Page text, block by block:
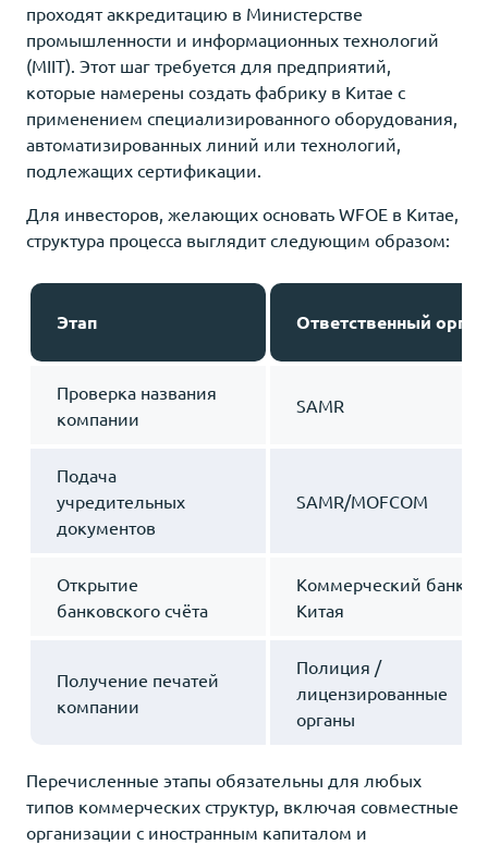
проходят аккредитацию в Министерстве
промышленности и информационных технологий
(MIIT). Этот шаг требуется для предприятий,
которые намерены создать фабрику в Китае с
применением специализированного оборудования,
автоматизированных линий или технологий,
подлежащих сертификации.
Для инвесторов, желающих основать WFOE в Китае,
структура процесса выглядит следующим образом:
Этап Ответственный орган
Проверка названия
компании
SAMR
Подача
учредительных
документов
SAMR/MOFCOM
Открытие
банковского счёта
Коммерческий банк
Китая
Получение печатей
компании
Полиция /
лицензированные
органы
Перечисленные этапы обязательны для любых
типов коммерческих структур, включая совместные
организации с иностранным капиталом и